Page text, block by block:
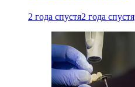
2 года спустя2 года спустя